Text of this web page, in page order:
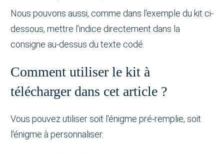
Nous pouvons aussi, comme dans l'exemple du kit ci-
dessous, mettre l'indice directement dans la
consigne au-dessus du texte codé.
Comment utiliser le kit à
télécharger dans cet article ?
Vous pouvez utiliser soit l'énigme pré-remplie, soit
l'énigme à personnaliser.